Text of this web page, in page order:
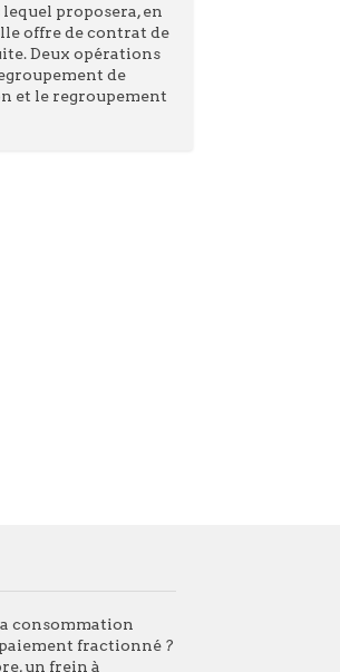
proposera, en
offre de contrat de
Deux opérations
de
et le regroupement
consommation
fractionné ?
un frein à